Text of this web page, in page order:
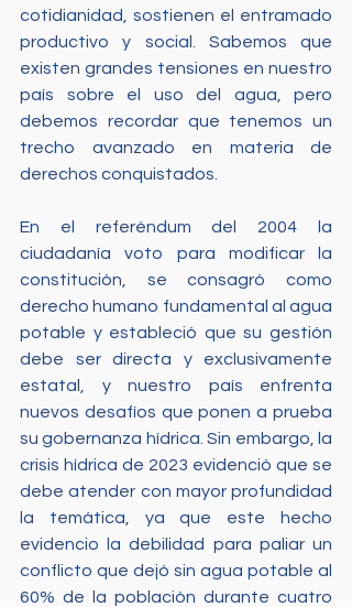
cotidianidad, sostienen el entramado
productivo y social. Sabemos que
existen grandes tensiones en nuestro
país sobre el uso del agua, pero
debemos recordar que tenemos un
trecho avanzado en materia de
derechos conquistados.
En el referéndum del 2004 la
ciudadanía voto para modificar la
constitución, se consagró como
derecho humano fundamental al agua
potable y estableció que su gestión
debe ser directa y exclusivamente
estatal, y nuestro país enfrenta
nuevos desafíos que ponen a prueba
su gobernanza hídrica. Sin embargo, la
crisis hídrica de 2023 evidenció que se
debe atender con mayor profundidad
la temática, ya que este hecho
evidencio la debilidad para paliar un
conflicto que dejó sin agua potable al
60% de la población durante cuatro